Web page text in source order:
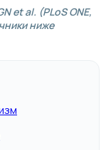
et al. (PLoS ONE,
ниже